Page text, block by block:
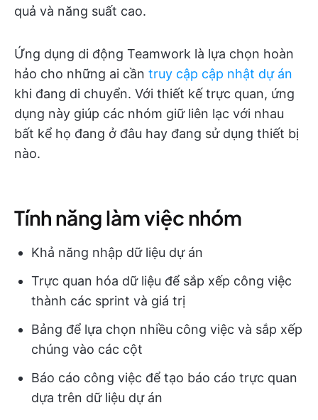
quả và năng suất cao.
Ứng dụng di động Teamwork là lựa chọn hoàn
hảo cho những ai cần truy cập cập nhật dự án
khi đang di chuyển. Với thiết kế trực quan, ứng
dụng này giúp các nhóm giữ liên lạc với nhau
bất kể họ đang ở đâu hay đang sử dụng thiết bị
nào.
Tính năng làm việc nhóm
Khả năng nhập dữ liệu dự án
Trực quan hóa dữ liệu để sắp xếp công việc
thành các sprint và giá trị
Bảng để lựa chọn nhiều công việc và sắp xếp
chúng vào các cột
Báo cáo công việc để tạo báo cáo trực quan
dựa trên dữ liệu dự án